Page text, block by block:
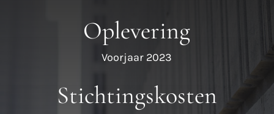
Oplevering
Voorjaar 2023
Stichtingskosten